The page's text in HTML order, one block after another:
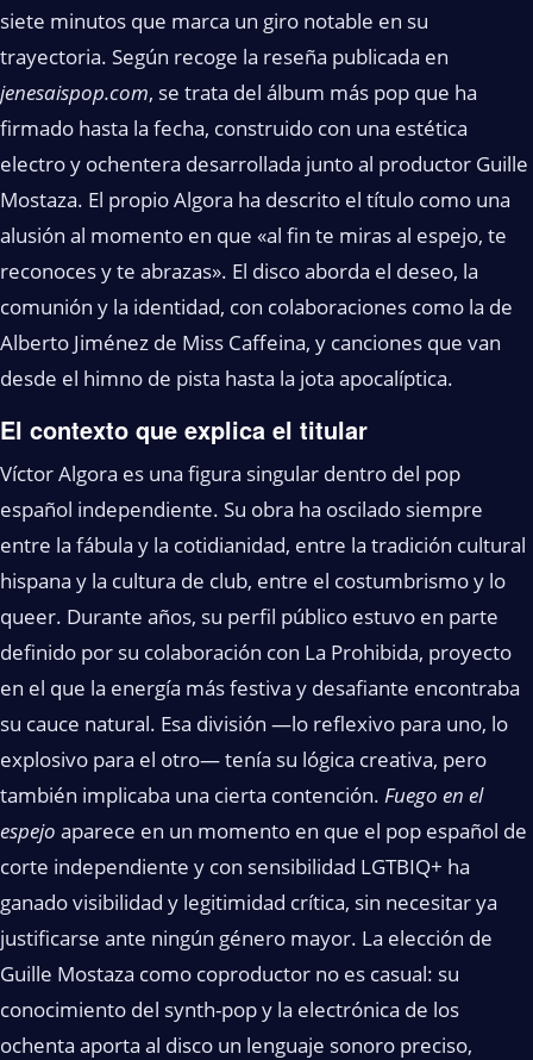
siete minutos que marca un giro notable en su
trayectoria. Según recoge la reseña publicada en
jenesaispop.com, se trata del álbum más pop que ha
firmado hasta la fecha, construido con una estética
electro y ochentera desarrollada junto al productor Guille
Mostaza. El propio Algora ha descrito el título como una
alusión al momento en que «al fin te miras al espejo, te
reconoces y te abrazas». El disco aborda el deseo, la
comunión y la identidad, con colaboraciones como la de
Alberto Jiménez de Miss Caffeina, y canciones que van
desde el himno de pista hasta la jota apocalíptica.
El contexto que explica el titular
Víctor Algora es una figura singular dentro del pop
español independiente. Su obra ha oscilado siempre
entre la fábula y la cotidianidad, entre la tradición cultural
hispana y la cultura de club, entre el costumbrismo y lo
queer. Durante años, su perfil público estuvo en parte
definido por su colaboración con La Prohibida, proyecto
en el que la energía más festiva y desafiante encontraba
su cauce natural. Esa división —lo reflexivo para uno, lo
explosivo para el otro— tenía su lógica creativa, pero
también implicaba una cierta contención. Fuego en el
espejo aparece en un momento en que el pop español de
corte independiente y con sensibilidad LGTBIQ+ ha
ganado visibilidad y legitimidad crítica, sin necesitar ya
justificarse ante ningún género mayor. La elección de
Guille Mostaza como coproductor no es casual: su
conocimiento del synth-pop y la electrónica de los
ochenta aporta al disco un lenguaje sonoro preciso,